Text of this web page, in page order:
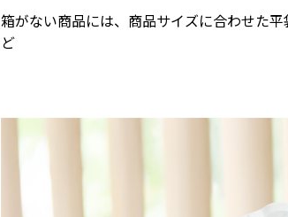
箱がない商品には、商品サイズに合わせた
ど